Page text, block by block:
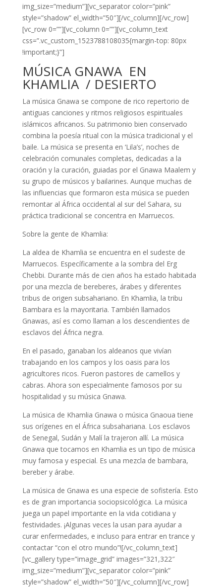
img_size=”medium”][vc_separator color=”pink”
style=”shadow” el_width=”50″][/vc_column][/vc_row]
[vc_row 0=””][vc_column 0=””][vc_column_text
css=”.vc_custom_1523788108035{margin-top: 80px
!important;}”]
MÚSICA GNAWA EN
KHAMLIA / DESIERTO
La música Gnawa se compone de rico repertorio de
antiguas canciones y ritmos religiosos espirituales
islámicos africanos. Su patrimonio bien conservado
combina la poesía ritual con la música tradicional y el
baile. La música se presenta en ‘Lila’s’, noches de
celebración comunales completas, dedicadas a la
oración y la curación, guiadas por el Gnawa Maalem y
su grupo de músicos y bailarines. Aunque muchas de
las influencias que formaron esta música se pueden
remontar al África occidental al sur del Sahara, su
práctica tradicional se concentra en Marruecos.
Sobre la gente de Khamlia:
La aldea de Khamlia se encuentra en el sudeste de
Marruecos. Específicamente a la sombra del Erg
Chebbi. Durante más de cien años ha estado habitada
por una mezcla de bereberes, árabes y diferentes
tribus de origen subsahariano. En Khamlia, la tribu
Bambara es la mayoritaria. También llamados
Gnawas, así es como llaman a los descendientes de
esclavos del África negra.
En el pasado, ganaban los aldeanos que vivían
trabajando en los campos y los oasis para los
agricultores ricos. Fueron pastores de camellos y
cabras. Ahora son especialmente famosos por su
hospitalidad y su música Gnawa.
La música de Khamlia Gnawa o música Gnaoua tiene
sus orígenes en el África subsahariana. Los esclavos
de Senegal, Sudán y Malí la trajeron allí. La música
Gnawa que tocamos en Khamlia es un tipo de música
muy famosa y especial. Es una mezcla de bambara,
bereber y árabe.
La música de Gnawa es una especie de sofistería. Esto
es de gran importancia sociopsicológica. La música
juega un papel importante en la vida cotidiana y
festividades. ¡Algunas veces la usan para ayudar a
curar enfermedades, e incluso para entrar en trance y
contactar “con el otro mundo”![/vc_column_text]
[vc_gallery type=”image_grid” images=”321,322″
img_size=”medium”][vc_separator color=”pink”
style=”shadow” el_width=”50″][/vc_column][/vc_row]